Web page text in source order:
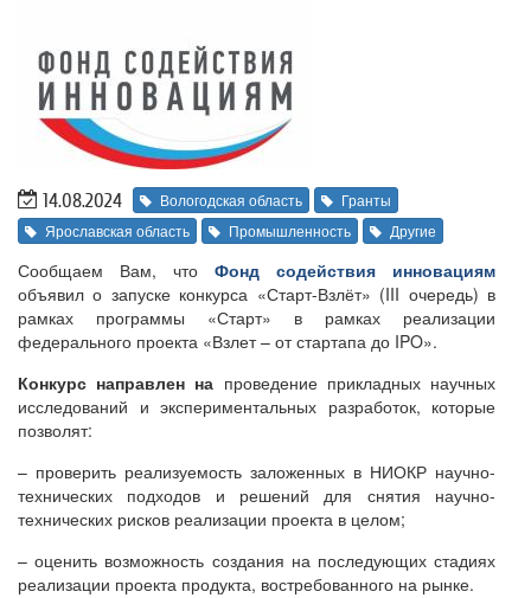
14.08.2024 Вологодская область
Гранты
Ярославская область
Промышленность Другие
Сообщаем Вам, что Фонд содействия инновациям
объявил о запуске конкурса «Старт-Взлёт» (III очередь) в
рамках программы «Старт» в рамках реализации
федерального проекта «Взлет – от стартапа до IPO».
Конкурс направлен на проведение прикладных научных
исследований и экспериментальных разработок, которые
позволят:
– проверить реализуемость заложенных в НИОКР научно-
технических подходов и решений для снятия научно-
технических рисков реализации проекта в целом;
– оценить возможность создания на последующих стадиях
реализации проекта продукта, востребованного на рынке.